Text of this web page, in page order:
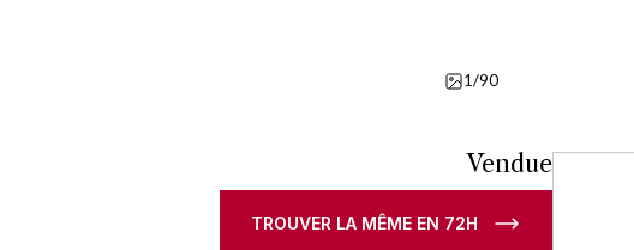
1/90
Vendue
TROUVER LA MÊME EN 72H